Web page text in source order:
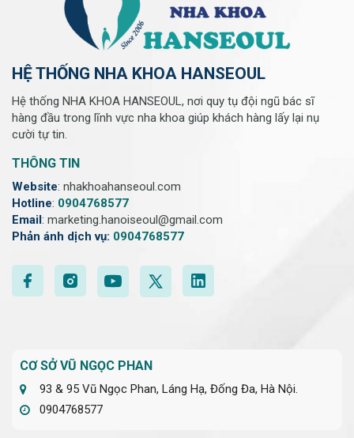
HỆ THỐNG NHA KHOA HANSEOUL
Hệ thống NHA KHOA HANSEOUL, nơi quy tụ đội ngũ bác sĩ
hàng đầu trong lĩnh vực nha khoa giúp khách hàng lấy lại nụ
cười tự tin.
THÔNG TIN
Website: nhakhoahanseoul.com
Hotline: 0904768577
Email: marketing.hanoiseoul@gmail.com
Phản ánh dịch vụ: 0904768577
CƠ SỞ VŨ NGỌC PHAN
93 & 95 Vũ Ngọc Phan, Láng Hạ, Đống Đa, Hà Nội.
0904768577